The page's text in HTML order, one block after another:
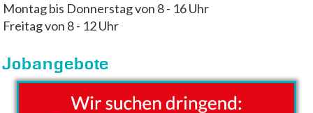
Montag bis Donnerstag von 8 - 16 Uhr
Freitag von 8 - 12 Uhr
Jobangebote